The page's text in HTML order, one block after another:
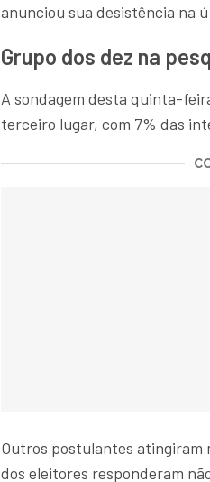
anunciou sua desistência na
Grupo dos dez na
A sondagem desta quinta-
terceiro lugar, com 7% das
Outros postulantes atingiram
dos eleitores responderam